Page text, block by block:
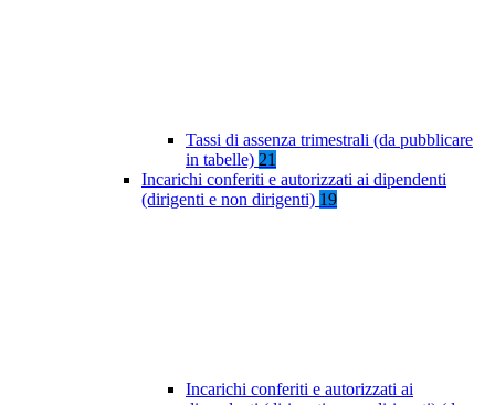
Tassi di assenza trimestrali (da pubblicare
in tabelle) 21
Incarichi conferiti e autorizzati ai dipendenti
(dirigenti e non dirigenti) 19
Incarichi conferiti e autorizzati ai